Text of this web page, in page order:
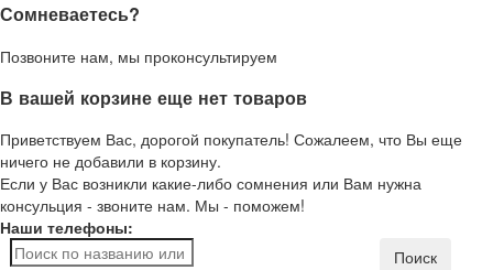
Сомневаетесь?
Позвоните нам, мы проконсультируем
В вашей корзине еще нет товаров
Приветствуем Вас, дорогой покупатель! Сожалеем, что Вы еще
ничего не добавили в корзину.
Если у Вас возникли какие-либо сомнения или Вам нужна
консульция - звоните нам. Мы - поможем!
Наши телефоны:
Поиск